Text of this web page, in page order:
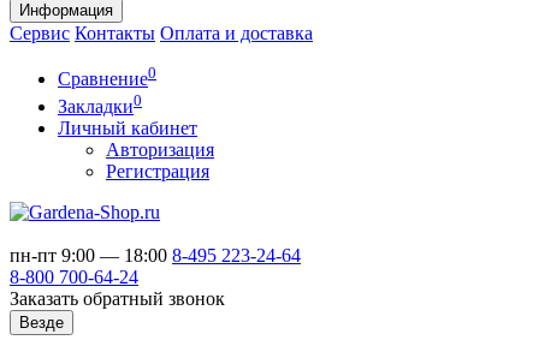
Информация
Сервис Контакты Оплата и доставка
Сравнение0
Закладки0
Личный кабинет
Авторизация
Регистрация
пн-пт 9:00 — 18:00 8-495 223-24-64
8-800 700-64-24
Заказать обратный звонок
Везде